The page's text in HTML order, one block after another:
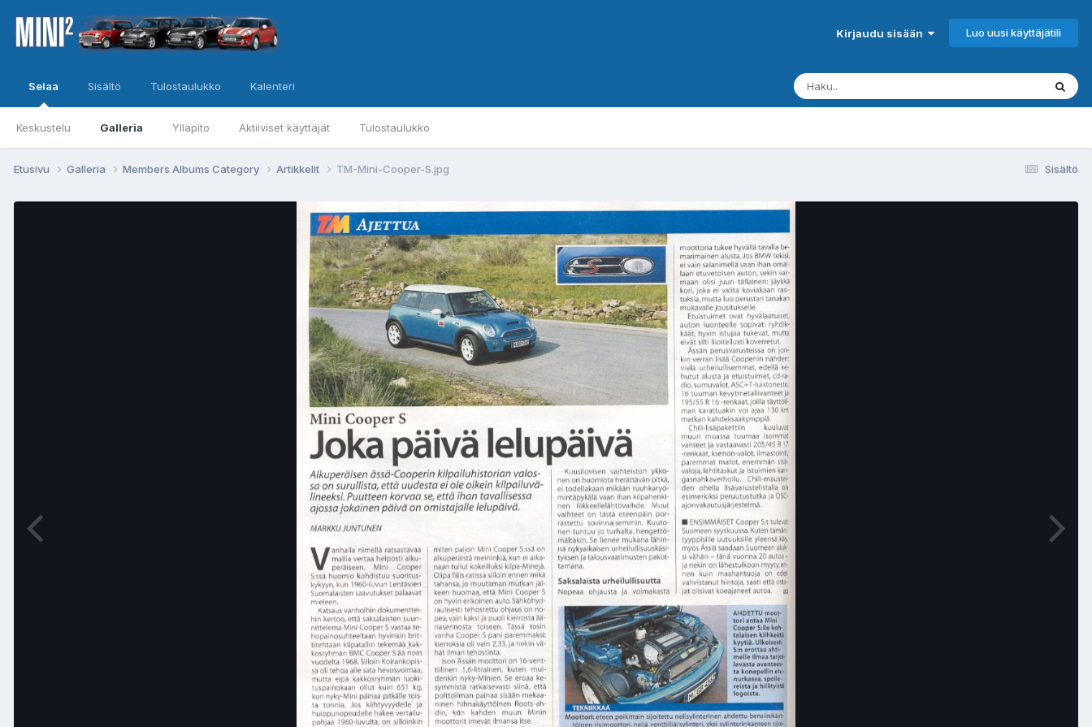
Kirjaudu sisään Luo uusi käyttäjätili
Selaa
Keskustelu Galleria Ylläpito Aktiiviset käyttäjät Tulostaulukko
Sisältö Tulostaulukko Kalenteri
Sisältö
Etusivu Galleria Members Albums Category Artikkelit TM-Mini-Cooper-S.jpg